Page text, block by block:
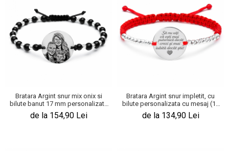
Bratara Argint snur mix onix si
bilute banut 17 mm personalizata
cu poza
de la 154,90 Lei
Bratara Argint snur impletit, cu
bilute personalizata cu mesaj (17
mm)
de la 134,90 Lei